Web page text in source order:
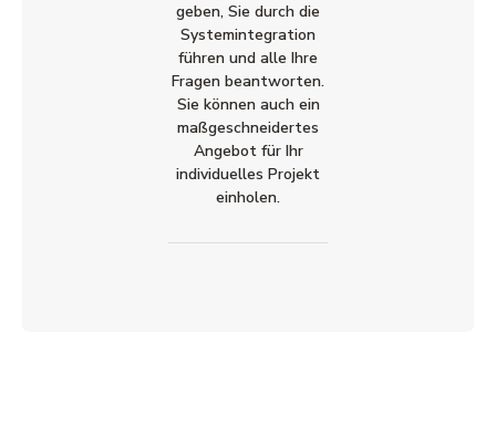
geben, Sie durch die
Systemintegration
führen und alle Ihre
Fragen beantworten.
Sie können auch ein
maßgeschneidertes
Angebot für Ihr
individuelles Projekt
einholen.